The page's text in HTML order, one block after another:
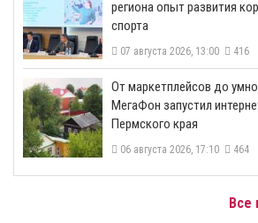
региона опыт развития
спорта
07 августа 2026, 13:00 416
От маркетплейсов до
МегаФон запустил
Пермского края
06 августа 2026, 17:10 464
Все